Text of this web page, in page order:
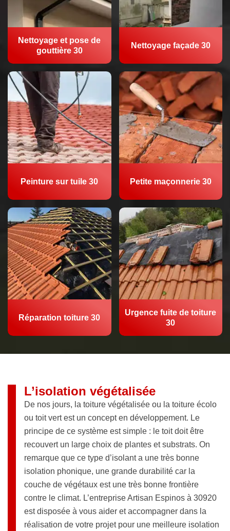
Nettoyage et pose de
gouttière 30
Nettoyage façade 30
Peinture sur tuile 30 Petite maçonnerie 30
Réparation toiture 30
Urgence fuite de toiture
30
L’isolation végétalisée
De nos jours, la toiture végétalisée ou la toiture écolo
ou toit vert est un concept en développement. Le
principe de ce système est simple : le toit doit être
recouvert un large choix de plantes et substrats. On
remarque que ce type d’isolant a une très bonne
isolation phonique, une grande durabilité car la
couche de végétaux est une très bonne frontière
contre le climat. L’entreprise Artisan Espinos à 30920
est disposée à vous aider et accompagner dans la
réalisation de votre projet pour une meilleure isolation